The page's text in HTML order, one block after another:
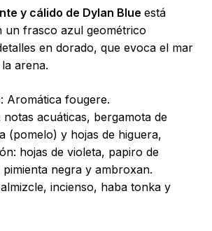
y cálido de Dylan Blue está
un frasco azul geométrico
en dorado, que evoca el mar
arena.
: Aromática fougere.
notas acuáticas, bergamota de
(pomelo) y hojas de higuera,
hojas de violeta, papiro de
negra y ambroxan.
incienso, haba tonka y